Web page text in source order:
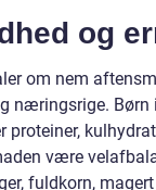
og
om nem
næringsrige.
proteiner,
være
fuldkorn,